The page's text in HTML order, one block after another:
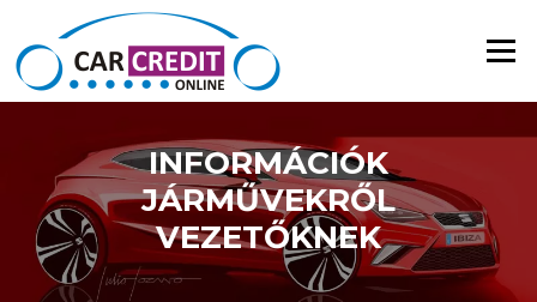
Ugrás a tartalomra
Menü
INFORMÁCIÓK
JÁRMŰVEKRŐL
VEZETŐKNEK